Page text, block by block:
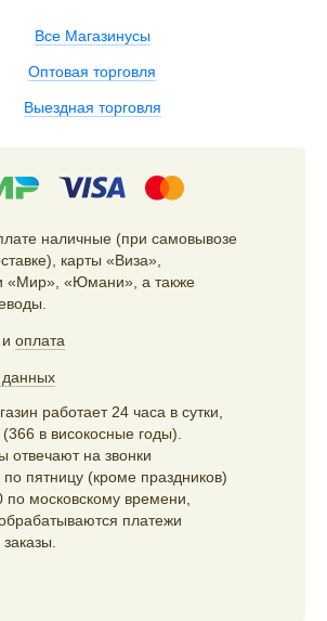
Все Магазинусы
Оптовая торговля
Выездная торговля
наличные (при самовывозе
карты «Виза»,
«Мир», «Юмани», а также
и оплата
работает 24 часа в сутки,
в високосные годы).
отвечают на звонки
пятницу (кроме праздников)
московскому времени,
платежи